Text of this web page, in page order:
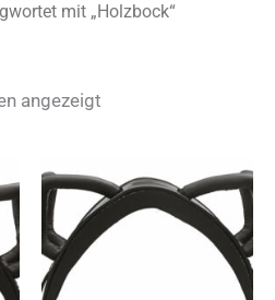
mit „Holzbock“
angezeigt